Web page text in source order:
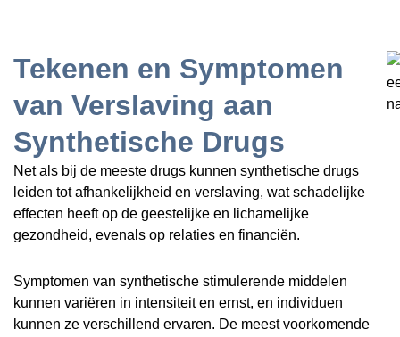
Tekenen en Symptomen
van Verslaving aan
Synthetische Drugs
Net als bij de meeste drugs kunnen synthetische drugs
leiden tot afhankelijkheid en verslaving, wat schadelijke
effecten heeft op de geestelijke en lichamelijke
gezondheid, evenals op relaties en financiën.
Symptomen van synthetische stimulerende middelen
kunnen variëren in intensiteit en ernst, en individuen
kunnen ze verschillend ervaren. De meest voorkomende